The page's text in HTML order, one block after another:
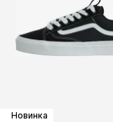
Новинка